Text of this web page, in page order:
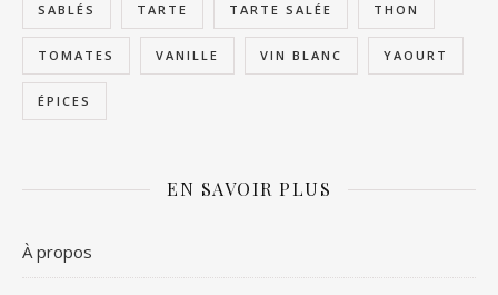
SABLÉS TARTE TARTE SALÉE THON
TOMATES VANILLE VIN BLANC YAOURT
ÉPICES
EN SAVOIR PLUS
À propos